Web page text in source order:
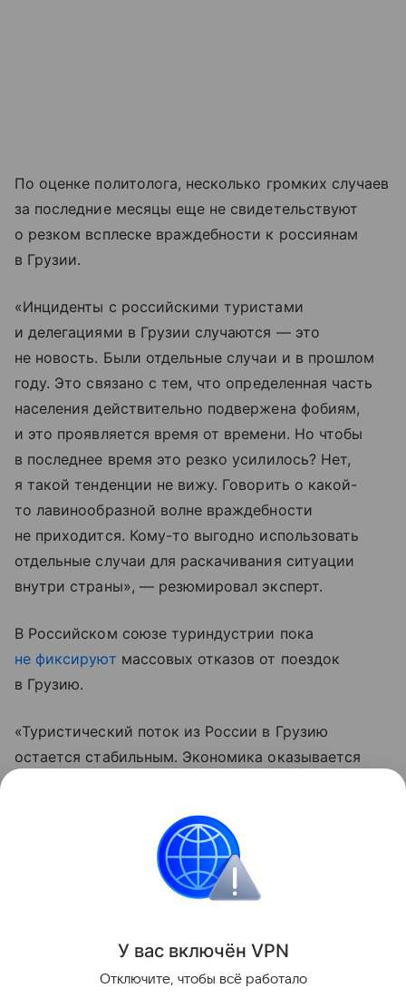
По оценке политолога, несколько громких случаев
за последние месяцы еще не свидетельствуют
о резком всплеске враждебности к россиянам
в Грузии.
«Инциденты с российскими туристами
и делегациями в Грузии случаются — это
не новость. Были отдельные случаи и в прошлом
году. Это связано с тем, что определенная часть
населения действительно подвержена фобиям,
и это проявляется время от времени. Но чтобы
в последнее время это резко усилилось? Нет,
я такой тенденции не вижу. Говорить о какой-
то лавинообразной волне враждебности
не приходится. Кому-то выгодно использовать
отдельные случаи для раскачивания ситуации
внутри страны», — резюмировал эксперт.
В Российском союзе туриндустрии пока
не фиксируют массовых отказов от поездок
в Грузию.
«Туристический поток из России в Грузию
остается стабильным. Экономика оказывается
народа», — заключил Арешев.
Эксклюзив
Поделиться
У вас включён VPN
Отключите, чтобы всё работало